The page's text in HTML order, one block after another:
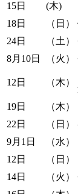
15日
(木)
18日
（日）
24日
（土）
8月10日
（火）
12日 （木）
19日 （木）
22日
（日）
9月1日
（水）
12日
（日）
14日
（火）